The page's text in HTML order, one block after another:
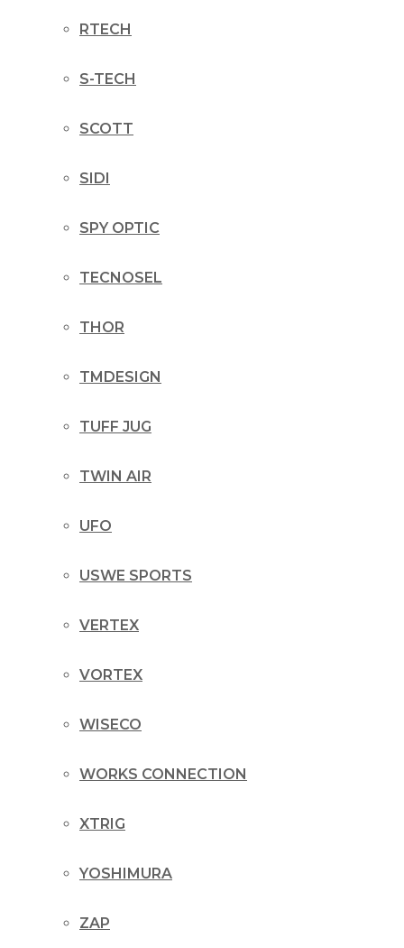
RTECH
S-TECH
SCOTT
SIDI
SPY OPTIC
TECNOSEL
THOR
TMDESIGN
TUFF JUG
TWIN AIR
UFO
USWE SPORTS
VERTEX
VORTEX
WISECO
WORKS CONNECTION
XTRIG
YOSHIMURA
ZAP